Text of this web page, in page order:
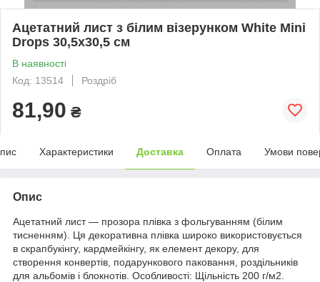
Ацетатний лист з білим візерунком White Mini
Drops 30,5х30,5 см
В наявності
Код: 13514
Роздріб
81,90 ₴
Характеристики Доставка Оплата Умови
Опис
Ацетатний лист — прозора плівка з фольгуванням (білим
тисненням). Ця декоративна плівка широко використовується
в скрапбукінгу, кардмейкінгу, як елемент декору, для
створення конвертів, подарункового паковання, роздільників
для альбомів і блокнотів. Особливості: Щільність 200 г/м2.